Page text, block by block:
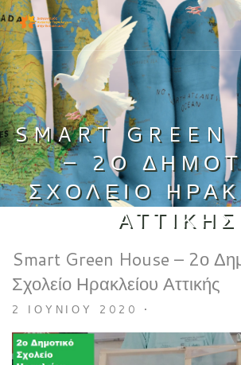
SMART GREEN
– 2Ο
ΣΧΟΛΕΊΟ
ΑΤΤΙΚΉΣ
Smart Green House – 2ο
Σχολείο Ηρακλείου Αττικής
2 ΙΟΥΝΊΟΥ 2020 •